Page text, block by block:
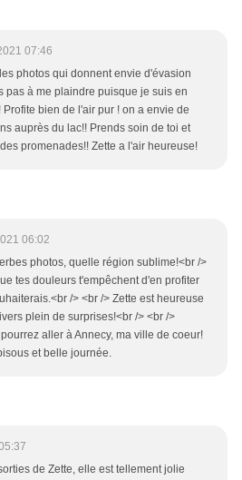
07:46
photos qui donnent envie d'évasion
pas à me plaindre puisque je suis en
bien de l'air pur ! on a envie de
auprès du lac!! Prends soin de toi et
promenades!! Zette a l'air heureuse!
06:02
photos, quelle région sublime!<br />
tes douleurs t'empêchent d'en profiter
/> <br /> Zette est heureuse
plein de surprises!<br /> <br />
aller à Annecy, ma ville de coeur!
et belle journée.
de Zette, elle est tellement jolie